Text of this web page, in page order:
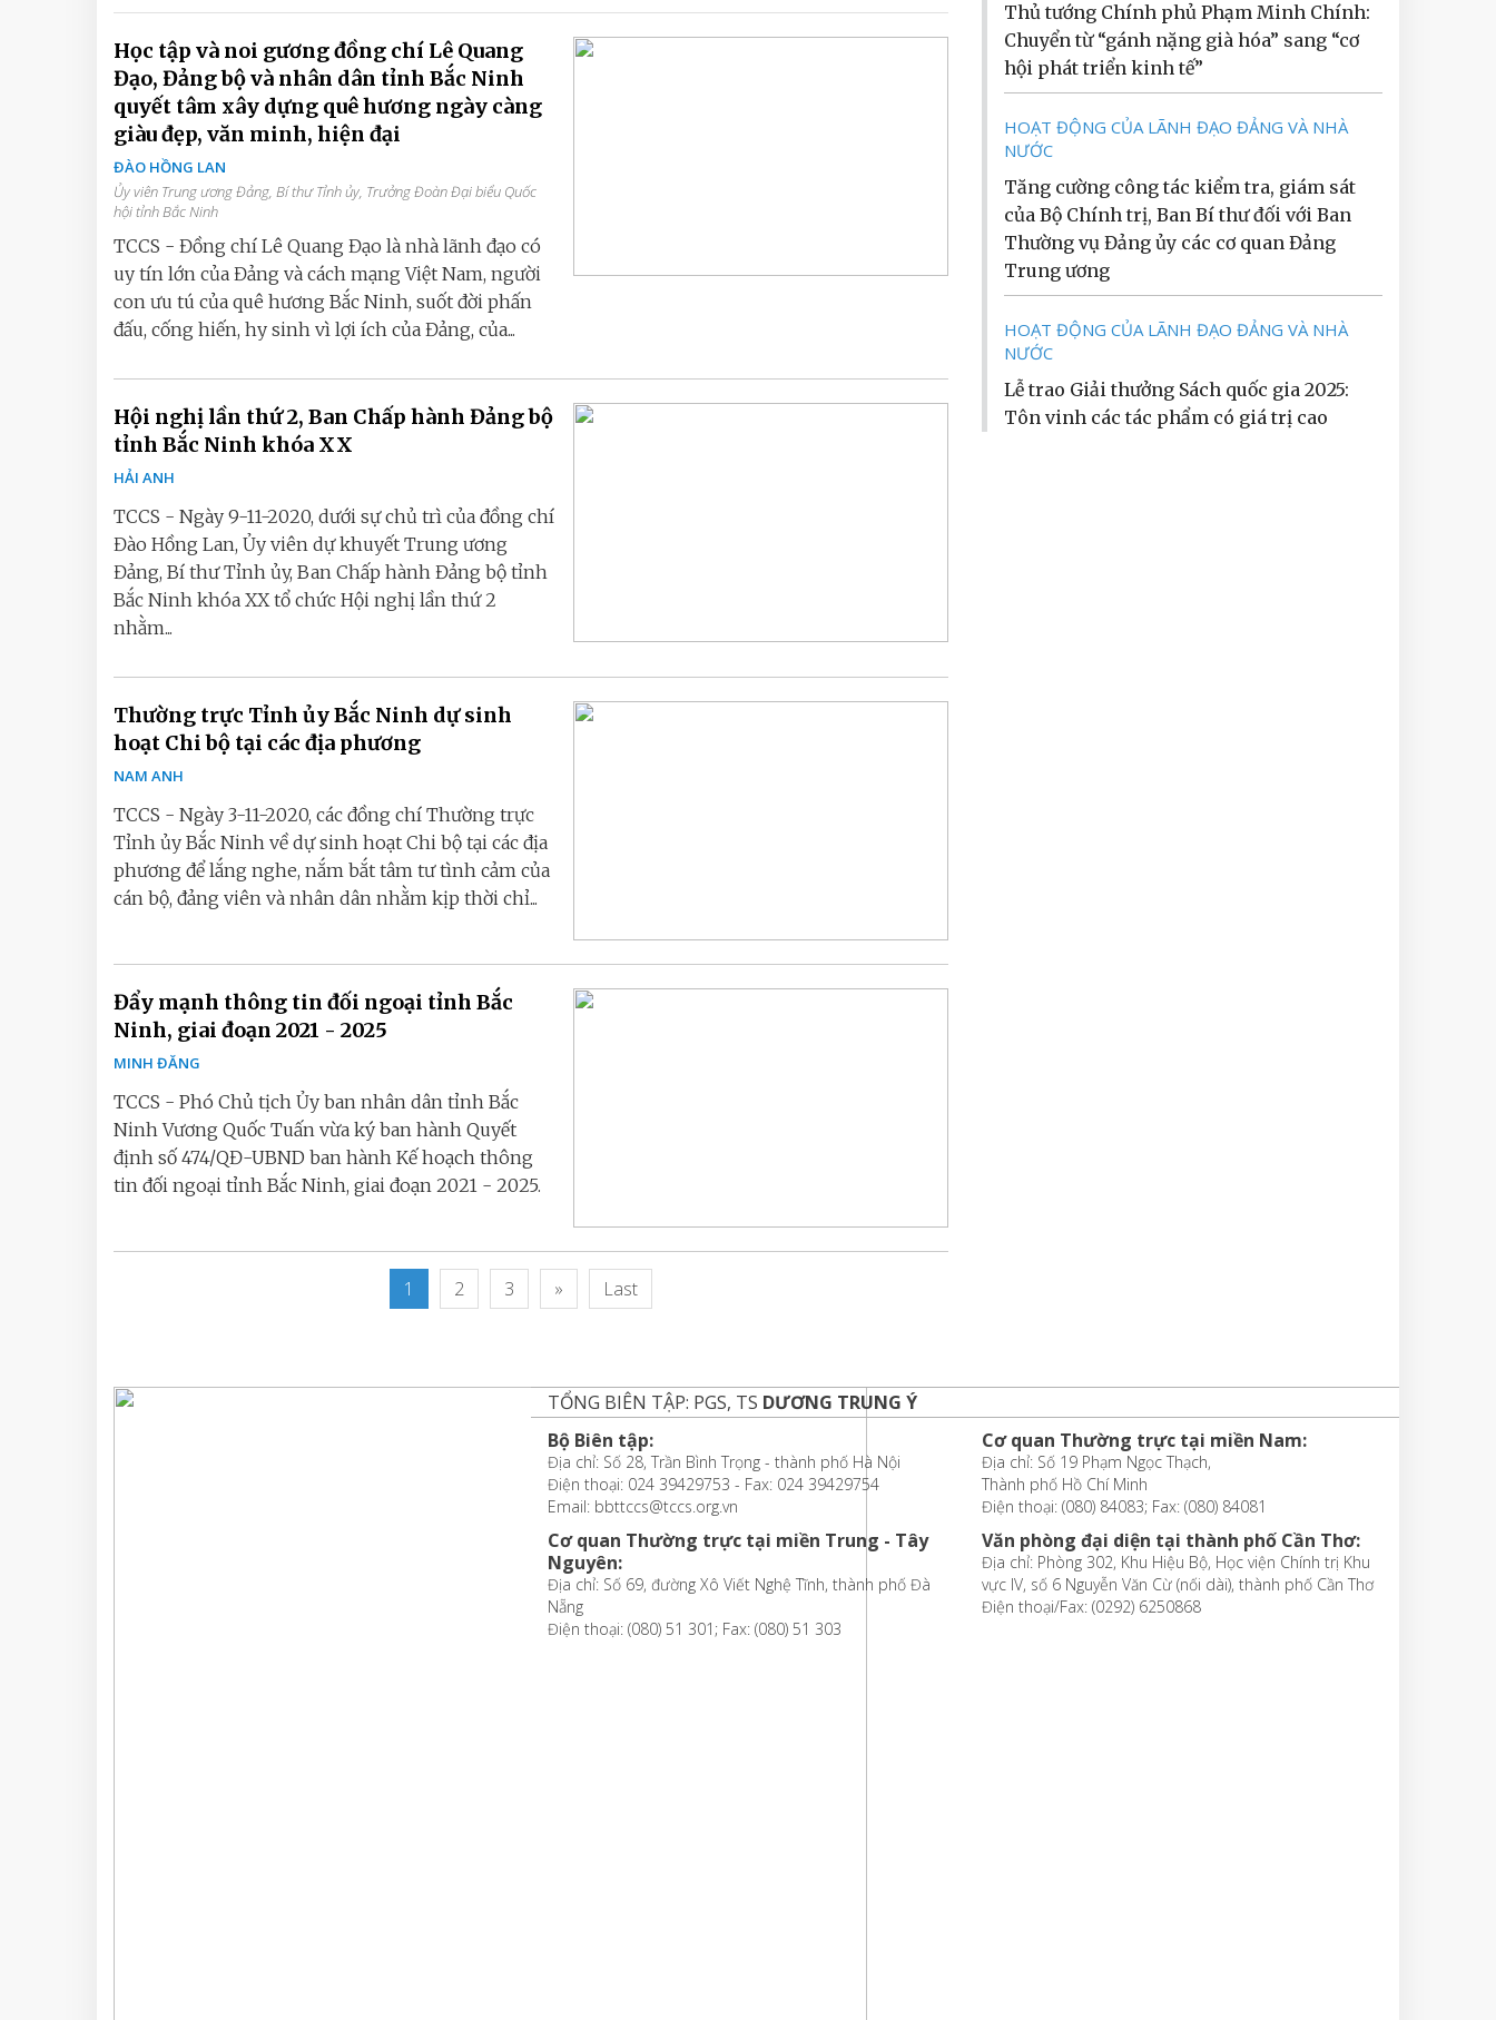
Học tập và noi gương đồng chí Lê Quang
Đạo, Đảng bộ và nhân dân tỉnh Bắc Ninh
quyết tâm xây dựng quê hương ngày càng
giàu đẹp, văn minh, hiện đại
ĐÀO HỒNG LAN
Ủy viên Trung ương Đảng, Bí thư Tỉnh ủy, Trưởng Đoàn Đại biểu Quốc
hội tỉnh Bắc Ninh
TCCS - Đồng chí Lê Quang Đạo là nhà lãnh đạo có
uy tín lớn của Đảng và cách mạng Việt Nam, người
con ưu tú của quê hương Bắc Ninh, suốt đời phấn
đấu, cống hiến, hy sinh vì lợi ích của Đảng, của...
Hội nghị lần thứ 2, Ban Chấp hành Đảng bộ
tỉnh Bắc Ninh khóa XX
HẢI ANH
TCCS - Ngày 9-11-2020, dưới sự chủ trì của đồng chí
Đào Hồng Lan, Ủy viên dự khuyết Trung ương
Đảng, Bí thư Tỉnh ủy, Ban Chấp hành Đảng bộ tỉnh
Bắc Ninh khóa XX tổ chức Hội nghị lần thứ 2
nhằm...
Thường trực Tỉnh ủy Bắc Ninh dự sinh
hoạt Chi bộ tại các địa phương
NAM ANH
TCCS - Ngày 3-11-2020, các đồng chí Thường trực
Tỉnh ủy Bắc Ninh về dự sinh hoạt Chi bộ tại các địa
phương để lắng nghe, nắm bắt tâm tư tình cảm của
cán bộ, đảng viên và nhân dân nhằm kịp thời chỉ...
Đẩy mạnh thông tin đối ngoại tỉnh Bắc
Ninh, giai đoạn 2021 - 2025
MINH ĐĂNG
TCCS - Phó Chủ tịch Ủy ban nhân dân tỉnh Bắc
Ninh Vương Quốc Tuấn vừa ký ban hành Quyết
định số 474/QĐ-UBND ban hành Kế hoạch thông
tin đối ngoại tỉnh Bắc Ninh, giai đoạn 2021 - 2025.
1 2 3 » Last
Thủ tướng Chính phủ Phạm Minh Chính:
Chuyển từ “gánh nặng già hóa” sang “cơ
hội phát triển kinh tế”
HOẠT ĐỘNG CỦA LÃNH ĐẠO ĐẢNG VÀ NHÀ
NƯỚC
Tăng cường công tác kiểm tra, giám sát
của Bộ Chính trị, Ban Bí thư đối với Ban
Thường vụ Đảng ủy các cơ quan Đảng
Trung ương
HOẠT ĐỘNG CỦA LÃNH ĐẠO ĐẢNG VÀ NHÀ
NƯỚC
Lễ trao Giải thưởng Sách quốc gia 2025:
Tôn vinh các tác phẩm có giá trị cao
TỔNG BIÊN TẬP: PGS, TS DƯƠNG TRUNG Ý
Bộ Biên tập:
Địa chỉ: Số 28, Trần Bình Trọng - thành phố Hà Nội
Điện thoại: 024 39429753 - Fax: 024 39429754
Email: bbttccs@tccs.org.vn
Cơ quan Thường trực tại miền Trung - Tây
Nguyên:
Địa chỉ: Số 69, đường Xô Viết Nghệ Tĩnh, thành phố Đà
Nẵng
Điện thoại: (080) 51 301; Fax: (080) 51 303
Cơ quan Thường trực tại miền Nam:
Địa chỉ: Số 19 Phạm Ngọc Thạch,
Thành phố Hồ Chí Minh
Điện thoại: (080) 84083; Fax: (080) 84081
Văn phòng đại diện tại thành phố Cần Thơ:
Địa chỉ: Phòng 302, Khu Hiệu Bộ, Học viện Chính trị Khu
vực IV, số 6 Nguyễn Văn Cừ (nối dài), thành phố Cần Thơ
Điện thoại/Fax: (0292) 6250868